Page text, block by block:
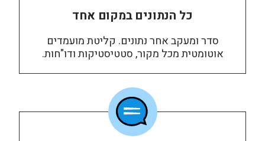
כל הנתונים במקום אחד
סדר ומעקב אחר נתונים. קליטת מועמדים
אוטומטית מכל מקור, סטטיסטיקות ודו"חות.